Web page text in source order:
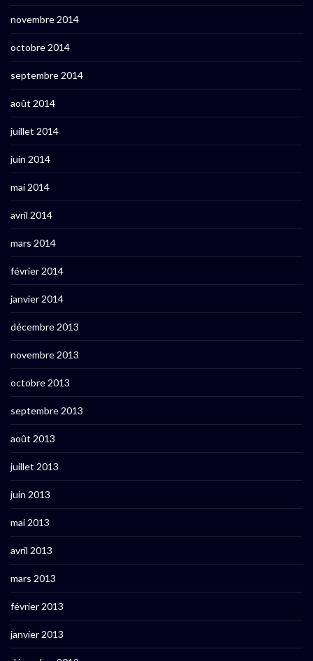
novembre 2014
octobre 2014
septembre 2014
août 2014
juillet 2014
juin 2014
mai 2014
avril 2014
mars 2014
février 2014
janvier 2014
décembre 2013
novembre 2013
octobre 2013
septembre 2013
août 2013
juillet 2013
juin 2013
mai 2013
avril 2013
mars 2013
février 2013
janvier 2013